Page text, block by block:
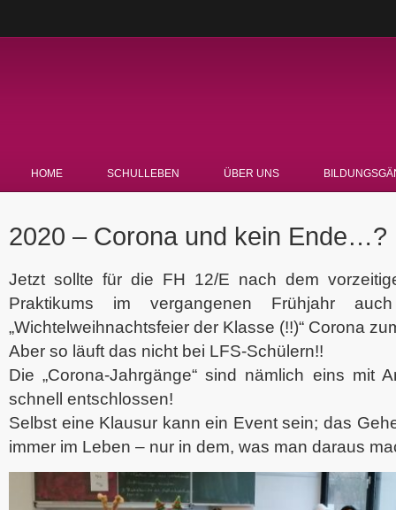
HOME SCHULLEBEN ÜBER UNS
2020 – Corona und kein Ende…?
Jetzt sollte für die FH 12/E nach dem
Praktikums im vergangenen Frühjahr
„Wichtelweihnachtsfeier der Klasse (!!)“ Corona
Aber so läuft das nicht bei LFS-Schülern!!
Die „Corona-Jahrgänge“ sind nämlich eins mit
schnell entschlossen!
Selbst eine Klausur kann ein Event sein; das
immer im Leben – nur in dem, was man daraus